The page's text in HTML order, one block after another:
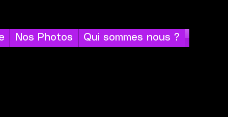
Nos Photos Qui sommes nous ?